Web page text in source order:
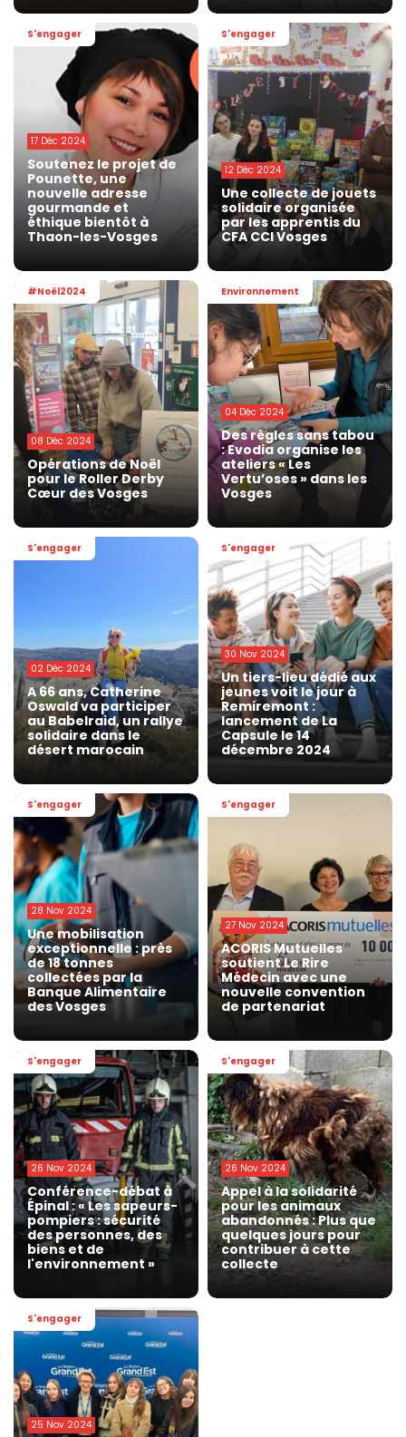
S'engager
17 Déc 2024
Soutenez le projet de
Pounette, une
nouvelle adresse
gourmande et
éthique bientôt à
Thaon-les-Vosges
S'engager
12 Déc 2024
Une collecte de jouets
solidaire organisée
par les apprentis du
CFA CCI Vosges
#Noël2024
08 Déc 2024
Opérations de Noël
pour le Roller Derby
Cœur des Vosges
Environnement
04 Déc 2024
Des règles sans tabou
: Evodia organise les
ateliers « Les
Vertu’oses » dans les
Vosges
S'engager
02 Déc 2024
A 66 ans, Catherine
Oswald va participer
au Babelraid, un rallye
solidaire dans le
désert marocain
S'engager
30 Nov 2024
Un tiers-lieu dédié aux
jeunes voit le jour à
Remiremont :
lancement de La
Capsule le 14
décembre 2024
S'engager
28 Nov 2024
Une mobilisation
exceptionnelle : près
de 18 tonnes
collectées par la
Banque Alimentaire
des Vosges
S'engager
27 Nov 2024
ACORIS Mutuelles
soutient Le Rire
Médecin avec une
nouvelle convention
de partenariat
S'engager
26 Nov 2024
Conférence-débat à
Épinal : « Les sapeurs-
pompiers : sécurité
des personnes, des
biens et de
l'environnement »
S'engager
26 Nov 2024
Appel à la solidarité
pour les animaux
abandonnés : Plus que
quelques jours pour
contribuer à cette
collecte
S'engager
25 Nov 2024